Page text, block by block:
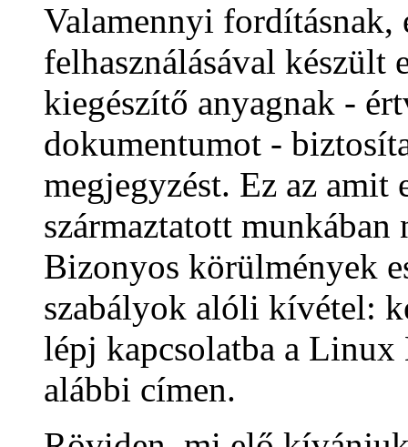
Valamennyi fordításnak,
felhasználásával készült
kiegészítő anyagnak -
dokumentumot -
megjegyzést. Ez az
származtatott munkában
Bizonyos körülmények
szabályok alóli kívétel:
lépj kapcsolatba a
alábbi címen.